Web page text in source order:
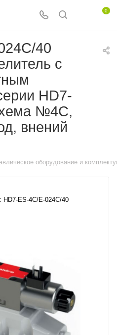
0
40
с
HD7-
№4C,
внений
оборудование и
HD7-ES-4C/E-024C/40